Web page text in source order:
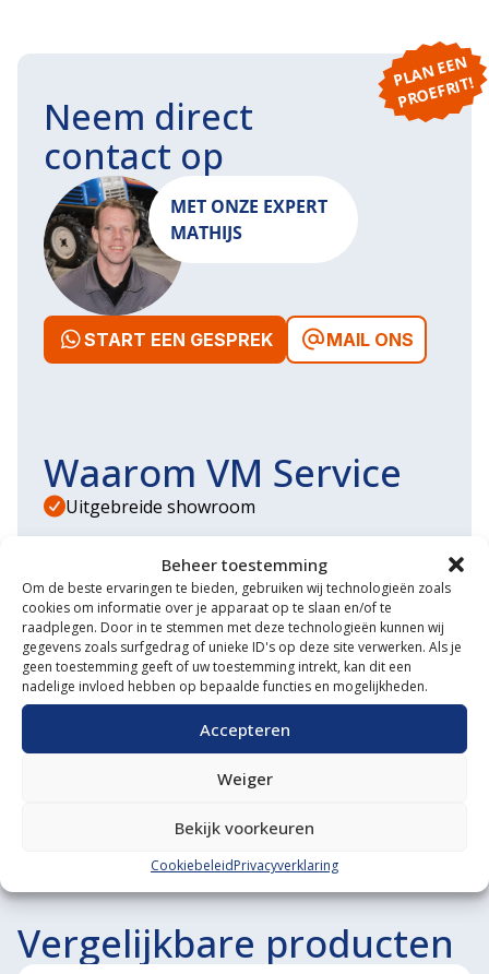
Beheer toestemming
Om de beste ervaringen te bieden, gebruiken wij technologieën zoals
cookies om informatie over je apparaat op te slaan en/of te
raadplegen. Door in te stemmen met deze technologieën kunnen wij
gegevens zoals surfgedrag of unieke ID's op deze site verwerken. Als je
geen toestemming geeft of uw toestemming intrekt, kan dit een
nadelige invloed hebben op bepaalde functies en mogelijkheden.
Accepteren
Weiger
Bekijk voorkeuren
CookiebeleidPrivacyverklaring
P
L
A
N
E
E
N
P
R
O
E
F
RI
T!
Neem direct
contact op
MET ONZE EXPERT
MATHIJS
START EEN GESPREK MAIL ONS
Waarom VM Service
Uitgebreide showroom
Gespecialiseerde werkplaats
Diverse aanbouwwerktuigen
Grote voorraad minitrekkers
Grootste in kleine tractoren
Vergelijkbare producten